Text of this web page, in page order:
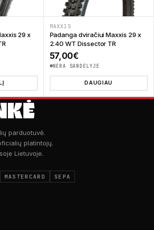
29 x
MAXXIS
Padanga dviračiui Maxxis 29 x
2.40 WT Dissector TR
57,00€
NĖRA SANDĖLYJE
DAUGIAU
parduotuvė.
platintojų.
Lietuvoje.
MASTERCARD SEPA